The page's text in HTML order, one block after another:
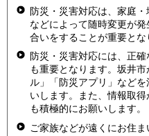
防災・災害対応は、家庭
などによって随時変更が
合いをすることが重要とな
防災・災害対応には、正
も重要となります。坂井
ル」「防災アプリ」など
いします。また、情報取
も積極的にお願いします。
ご家族などが遠くにお住